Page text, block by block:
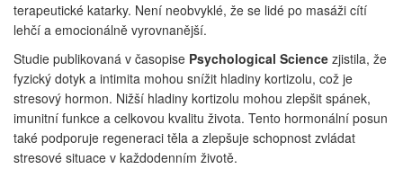
terapeutické katarky. Není neobvyklé, že se lidé po masáži cítí
lehčí a emocionálně vyrovnanější.
Studie publikovaná v časopise Psychological Science zjistila, že
fyzický dotyk a intimita mohou snížit hladiny kortizolu, což je
stresový hormon. Nižší hladiny kortizolu mohou zlepšit spánek,
imunitní funkce a celkovou kvalitu života. Tento hormonální posun
také podporuje regeneraci těla a zlepšuje schopnost zvládat
stresové situace v každodenním životě.